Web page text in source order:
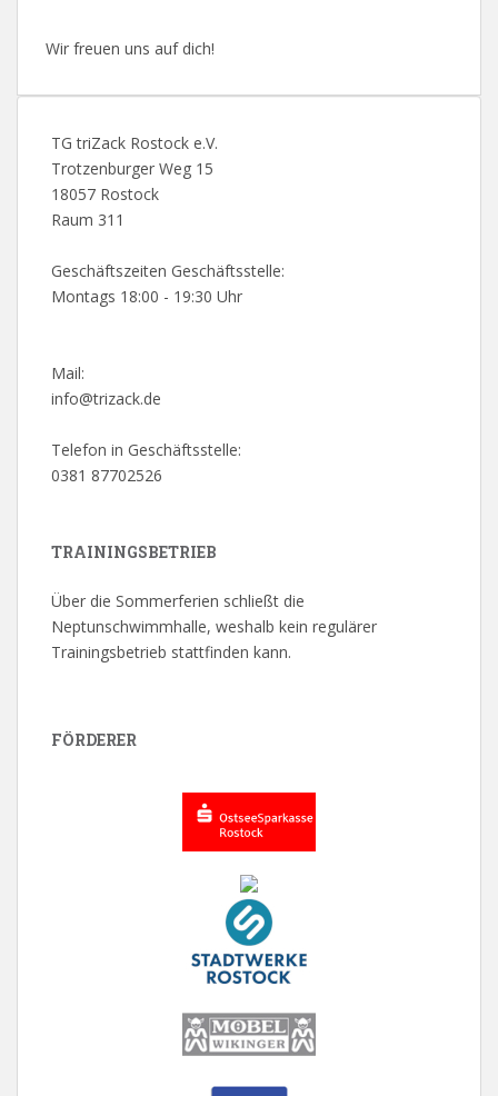
Wir freuen uns auf dich!
TG triZack Rostock e.V.
Trotzenburger Weg 15
18057 Rostock
Raum 311
Geschäftszeiten Geschäftsstelle:
Montags 18:00 - 19:30 Uhr
Mail:
info@trizack.de
Telefon in Geschäftsstelle:
0381 87702526
TRAININGSBETRIEB
Über die Sommerferien schließt die
Neptunschwimmhalle, weshalb kein regulärer
Trainingsbetrieb stattfinden kann.
FÖRDERER